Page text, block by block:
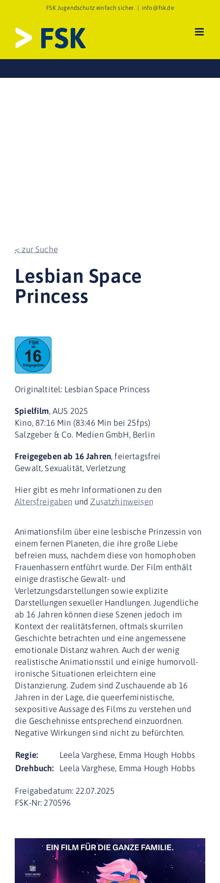
springen
FSK Jugendschutz einfach sicher. info@fsk.de
< zur Suche
Lesbian Space
Princess
Originaltitel: Lesbian Space Princess
Spielfilm, AUS 2025
Kino, 87:16 Min (83:46 Min bei 25fps)
Salzgeber & Co. Medien GmbH, Berlin
Freigegeben ab 16 Jahren, feiertagsfrei
Gewalt, Sexualität, Verletzung
Hier gibt es mehr Informationen zu den
Altersfreigaben und Zusatzhinweisen
Animationsfilm über eine lesbische Prinzessin von
einem fernen Planeten, die ihre große Liebe
befreien muss, nachdem diese von homophoben
Frauenhassern entführt wurde. Der Film enthält
einige drastische Gewalt- und
Verletzungsdarstellungen sowie explizite
Darstellungen sexueller Handlungen. Jugendliche
ab 16 Jahren können diese Szenen jedoch im
Kontext der realitätsfernen, oftmals skurrilen
Geschichte betrachten und eine angemessene
emotionale Distanz wahren. Auch der wenig
realistische Animationsstil und einige humorvoll-
ironische Situationen erleichtern eine
Distanzierung. Zudem sind Zuschauende ab 16
Jahren in der Lage, die queerfeministische,
sexpositive Aussage des Films zu verstehen und
die Geschehnisse entsprechend einzuordnen.
Negative Wirkungen sind nicht zu befürchten.
Regie:
Leela Varghese, Emma Hough Hobbs
Drehbuch:
Leela Varghese, Emma Hough Hobbs
Freigabedatum: 22.07.2025
FSK-Nr: 270596